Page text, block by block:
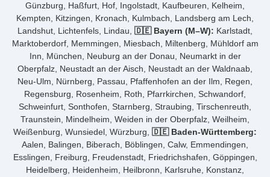
Günzburg, Haßfurt, Hof, Ingolstadt, Kaufbeuren, Kelheim,
Kempten, Kitzingen, Kronach, Kulmbach, Landsberg am Lech,
Landshut, Lichtenfels, Lindau, 🇩🇪 Bayern (M–W): Karlstadt,
Marktoberdorf, Memmingen, Miesbach, Miltenberg, Mühldorf am
Inn, München, Neuburg an der Donau, Neumarkt in der
Oberpfalz, Neustadt an der Aisch, Neustadt an der Waldnaab,
Neu-Ulm, Nürnberg, Passau, Pfaffenhofen an der Ilm, Regen,
Regensburg, Rosenheim, Roth, Pfarrkirchen, Schwandorf,
Schweinfurt, Sonthofen, Starnberg, Straubing, Tirschenreuth,
Traunstein, Mindelheim, Weiden in der Oberpfalz, Weilheim,
Weißenburg, Wunsiedel, Würzburg, 🇩🇪 Baden-Württemberg:
Aalen, Balingen, Biberach, Böblingen, Calw, Emmendingen,
Esslingen, Freiburg, Freudenstadt, Friedrichshafen, Göppingen,
Heidelberg, Heidenheim, Heilbronn, Karlsruhe, Konstanz,